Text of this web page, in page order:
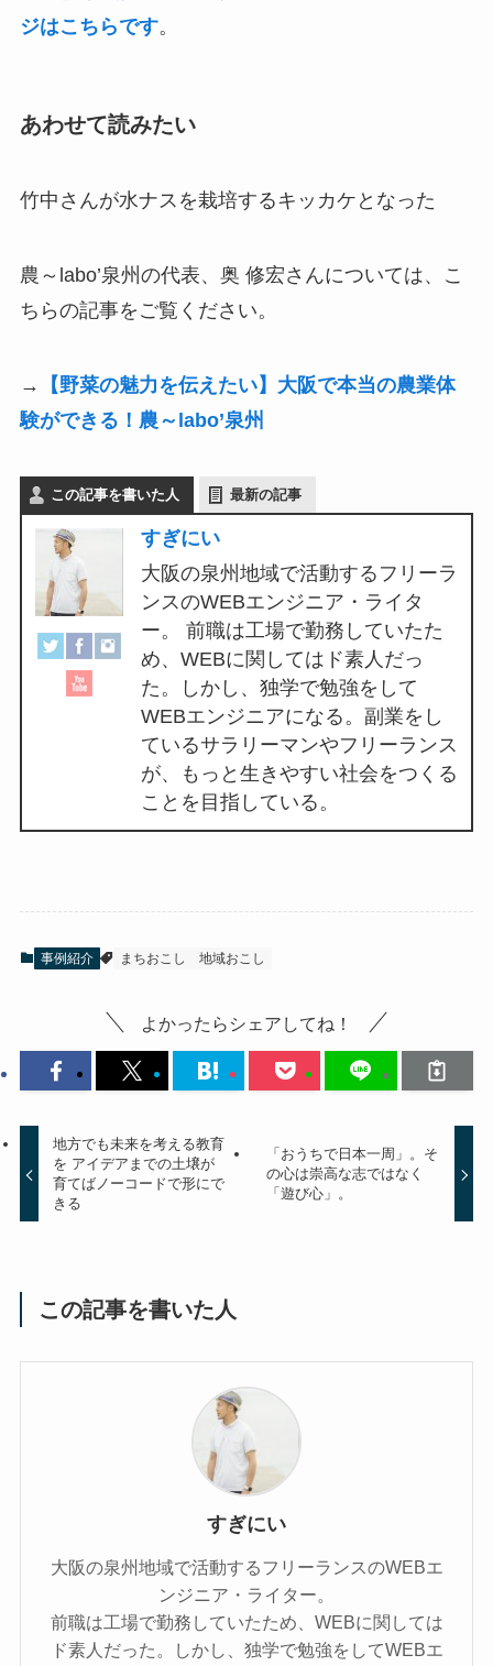
ジはこちらです。
あわせて読みたい
竹中さんが水ナスを栽培するキッカケとなった
農～labo’泉州の代表、奥 修宏さんについては、こ
ちらの記事をご覧ください。
→
【野菜の魅力を伝えたい】大阪で本当の農業体
験ができる！農～labo’泉州
この記事を書いた人 最新の記事
すぎにい
大阪の泉州地域で活動するフリーラ
ンスのWEBエンジニア・ライタ
ー。 前職は工場で勤務していたた
め、WEBに関してはド素人だっ
た。しかし、独学で勉強をして
WEBエンジニアになる。副業をし
ているサラリーマンやフリーランス
が、もっと生きやすい社会をつくる
ことを目指している。
事例紹介 まちおこし 地域おこし
よかったらシェアしてね！
地方でも未来を考える教育
を アイデアまでの土壌が
育てばノーコードで形にで
きる
「おうちで日本一周」。そ
の心は崇高な志ではなく
「遊び心」。
この記事を書いた人
すぎにい
大阪の泉州地域で活動するフリーランスのWEBエ
ンジニア・ライター。
前職は工場で勤務していたため、WEBに関しては
ド素人だった。しかし、独学で勉強をしてWEBエ